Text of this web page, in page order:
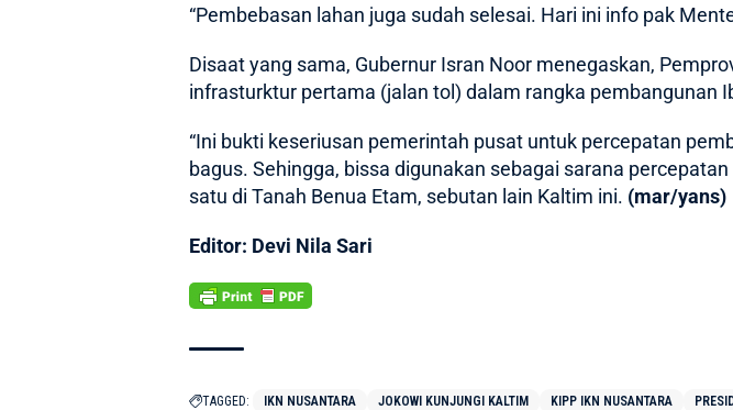
“Pembebasan lahan juga sudah selesai. Hari ini info pak
Disaat yang sama, Gubernur Isran Noor menegaskan,
infrasturktur pertama (jalan tol) dalam rangka pembangunan
“Ini bukti keseriusan pemerintah pusat untuk percepatan
bagus. Sehingga, bissa digunakan sebagai sarana
satu di Tanah Benua Etam, sebutan lain Kaltim ini. (mar/yans)
Editor: Devi Nila Sari
TAGGED: IKN NUSANTARA JOKOWI KUNJUNGI KALTIM KIPP IKN NUSANTARA